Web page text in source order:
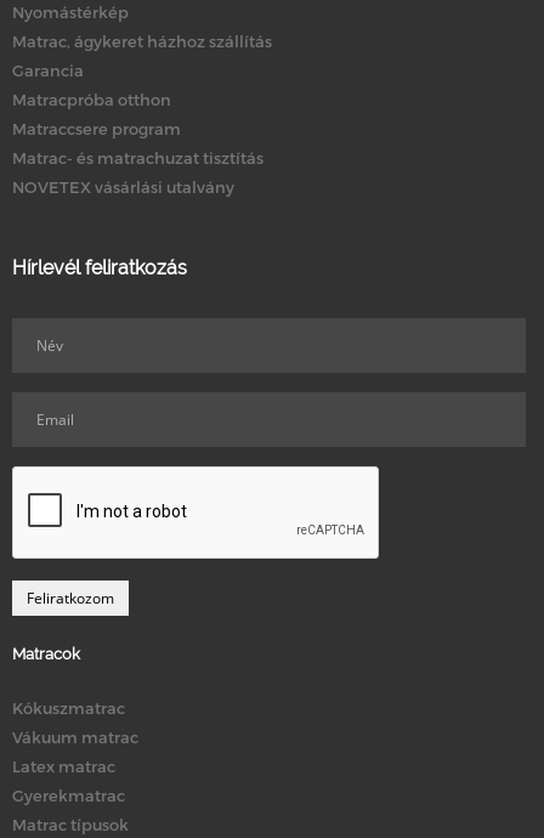
Nyomástérkép
Matrac, ágykeret házhoz szállítás
Garancia
Matracpróba otthon
Matraccsere program
Matrac- és matrachuzat tisztítás
NOVETEX vásárlási utalvány
Hírlevél feliratkozás
Matracok
Kókuszmatrac
Vákuum matrac
Latex matrac
Gyerekmatrac
Matrac típusok